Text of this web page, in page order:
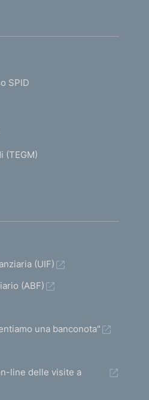
SPID
(TEGM)
(UIF)
(ABF)
una banconota"
line delle visite a